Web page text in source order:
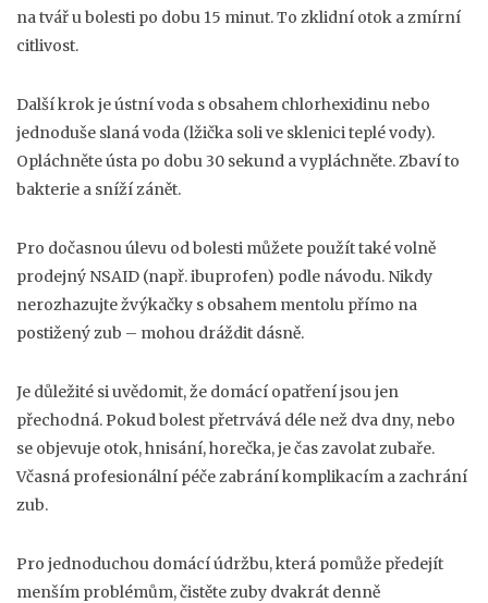
na tvář u bolesti po dobu 15 minut. To zklidní otok a zmírní
citlivost.
Další krok je ústní voda s obsahem chlorhexidinu nebo
jednoduše slaná voda (lžička soli ve sklenici teplé vody).
Opláchněte ústa po dobu 30 sekund a vypláchněte. Zbaví to
bakterie a sníží zánět.
Pro dočasnou úlevu od bolesti můžete použít také volně
prodejný NSAID (např. ibuprofen) podle návodu. Nikdy
nerozhazujte žvýkačky s obsahem mentolu přímo na
postižený zub – mohou dráždit dásně.
Je důležité si uvědomit, že domácí opatření jsou jen
přechodná. Pokud bolest přetrvává déle než dva dny, nebo
se objevuje otok, hnisání, horečka, je čas zavolat zubaře.
Včasná profesionální péče zabrání komplikacím a zachrání
zub.
Pro jednoduchou domácí údržbu, která pomůže předejít
menším problémům, čistěte zuby dvakrát denně